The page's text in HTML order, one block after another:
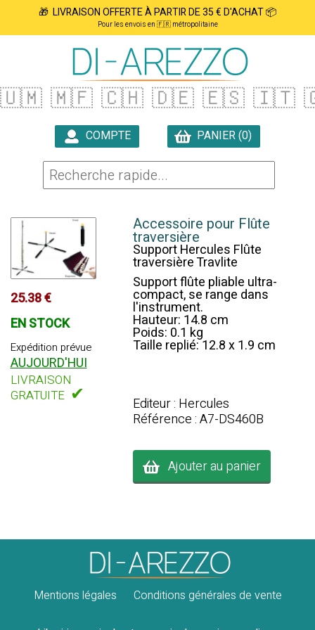
🎁 LIVRAISON OFFERTE À PARTIR DE 35 € D'ACHAT 📦
Pour les envois en 🇫🇷 métropolitaine
🇺🇲 🇲🇫 🇨🇭 🇩🇪 🇪🇸 🇮🇹
COMPTE
PANIER (0)
25.38 €
EN STOCK
Expédition prévue
AUJOURD'HUI
LIVRAISON
GRATUITE ✔
Accessoire pour Flûte
traversière
Support Hercules Flûte
traversière Travlite
Support flûte pliable ultra-
compact, se range dans
l'instrument.
Hauteur: 14.8 cm
Poids: 0.1 kg
Taille replié: 12.8 x 1.9 cm
Editeur : Hercules
Référence : A7-DS460B
Ajouter au panier
Mentions légales Conditions générales de vente